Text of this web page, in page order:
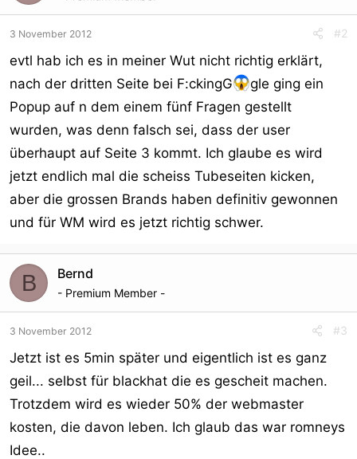
3 November 2012 #2
evtl hab ich es in meiner Wut nicht richtig erklärt,
nach der dritten Seite bei F:ckingG
gle ging ein
Popup auf n dem einem fünf Fragen gestellt
wurden, was denn falsch sei, dass der user
überhaupt auf Seite 3 kommt. Ich glaube es wird
jetzt endlich mal die scheiss Tubeseiten kicken,
aber die grossen Brands haben definitiv gewonnen
und für WM wird es jetzt richtig schwer.
B Bernd
- Premium Member -
3 November 2012 #3
Jetzt ist es 5min später und eigentlich ist es ganz
geil... selbst für blackhat die es gescheit machen.
Trotzdem wird es wieder 50% der webmaster
kosten, die davon leben. Ich glaub das war romneys
Idee..